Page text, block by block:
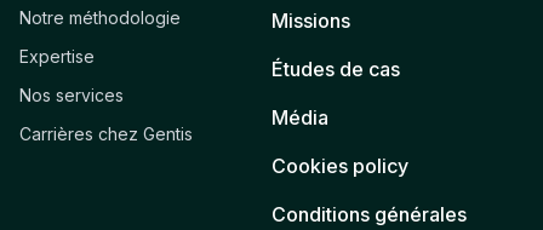
Notre méthodologie
Expertise
Nos services
Carrières chez Gentis
Missions
Études de cas
Média
Cookies policy
Conditions générales